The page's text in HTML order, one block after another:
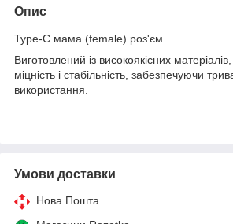
Опис
Type-C мама (female) роз'єм
Виготовлений із високоякісних
міцність і стабільність, забезпечуючи
використання.
Умови доставки
Нова Пошта